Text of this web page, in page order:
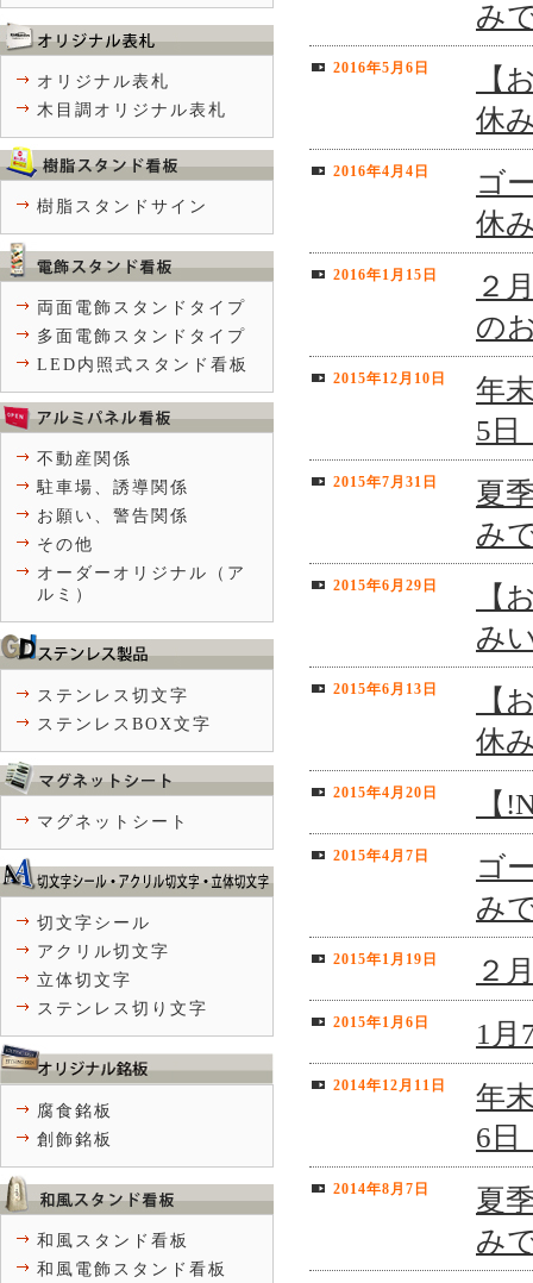
み
2016年5月6日
【
休
2016年4月4日
ゴ
休
2016年1月15日
２
の
2015年12月10日
年
5日
2015年7月31日
夏
み
2015年6月29日
【
み
2015年6月13日
【
休
2015年4月20日 【
2015年4月7日
ゴ
み
2015年1月19日 ２
2015年1月6日 1
2014年12月11日
年
6日
2014年8月7日
夏
み
オリジナル表札
木目調オリジナル表札
樹脂スタンドサイン
両面電飾スタンドタイプ
多面電飾スタンドタイプ
LED内照式スタンド看板
不動産関係
駐車場、誘導関係
お願い、警告関係
その他
オーダーオリジナル（ア
ルミ）
ステンレス切文字
ステンレスBOX文字
マグネットシート
切文字シール
アクリル切文字
立体切文字
ステンレス切り文字
腐食銘板
創飾銘板
和風スタンド看板
和風電飾スタンド看板